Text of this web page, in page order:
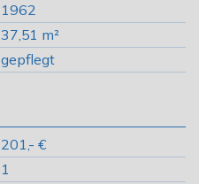
1962
37,51 m²
gepflegt
201,- €
1